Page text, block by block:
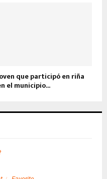
que participó en riña
el municipio...